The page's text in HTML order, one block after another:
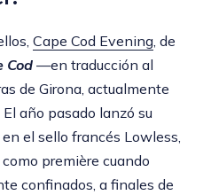
Cape Cod Evening, de
Cod—en traducción al
de Girona, actualmente
año pasado lanzó su
el sello francés Lowless,
première cuando
confinados, a finales de